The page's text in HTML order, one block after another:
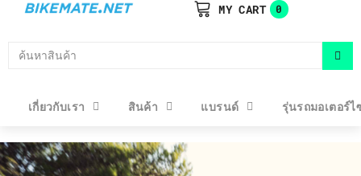
เกี่ยวกับเรา สินค้า แบรนด์ รุ่นรถมอเตอร์ไ
MY CART 0